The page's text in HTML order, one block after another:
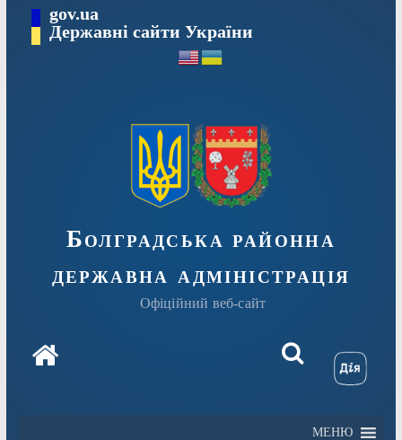
Перейтиgov.ua
Державні сайти України
Болградська районна
державна адміністрація
Офіційний веб-сайт
МЕНЮ